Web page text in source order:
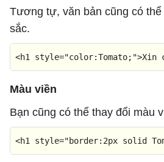
Tương tự, văn bản cũng có thể
sắc.
<h1 style="color:Tomato;">Xin
Màu viền
Bạn cũng có thể thay đổi màu
<h1 style="border:2px solid